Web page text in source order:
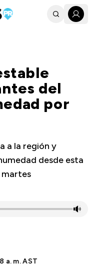
del
por
a la región y
desde esta
martes
a. m. AST